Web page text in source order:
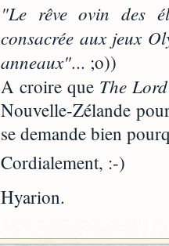
"Le rêve ovin des
consacrée aux jeux
anneaux"... ;o))
A croire que The
Nouvelle-Zélande
se demande bien
Cordialement, :-)
Hyarion.